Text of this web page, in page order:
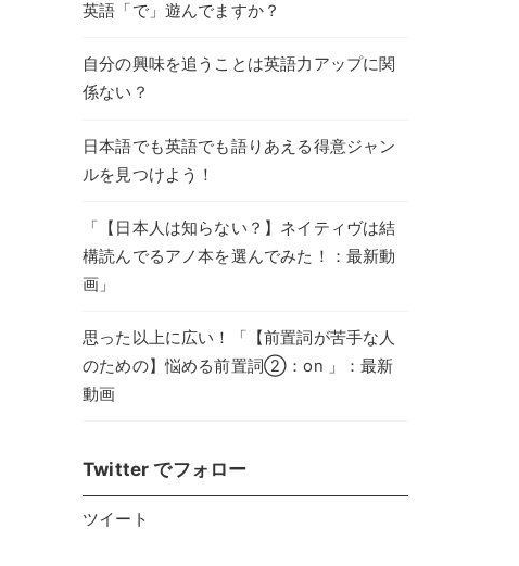
英語「で」遊んでますか？
自分の興味を追うことは英語力アップに関
係ない？
日本語でも英語でも語りあえる得意ジャン
ルを見つけよう！
「【日本人は知らない？】ネイティヴは結
構読んでるアノ本を選んでみた！：最新動
画」
思った以上に広い！「【前置詞が苦手な人
のための】悩める前置詞②：on 」：最新
動画
Twitter でフォロー
ツイート